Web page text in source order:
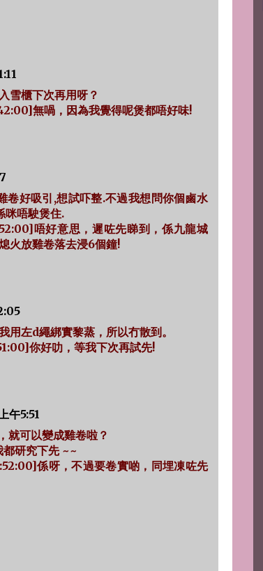
雪櫃下次再用呀？
無喎，因為我覺得呢煲都唔好味!
卷好吸引,想試吓整.不過我想問你個鹵水
咪唔駛煲住.
唔好意思，遲咗先睇到，係九龍城
火放雞卷落去浸6個鐘!
用左d繩綁實黎蒸，所以冇散到。
你好叻，等我下次再試先!
午5:51
就可以變成雞卷啦？
研究下先 ~~
係呀，不過要卷實啲，同埋凍咗先